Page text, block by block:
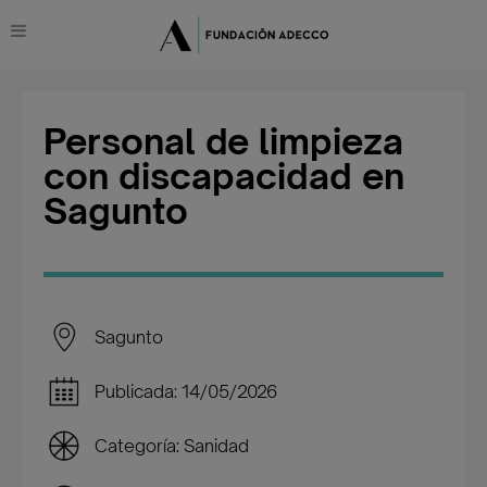
Personal de limpieza
con discapacidad en
Sagunto
Sagunto
Publicada: 14/05/2026
Categoría: Sanidad